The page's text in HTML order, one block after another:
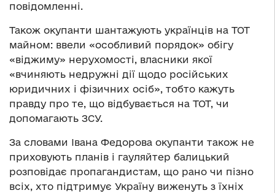
повідомленні.
Також окупанти шантажують українців на ТОТ
майном: ввели «особливий порядок» обігу
«віджиму» нерухомості, власники якої
«вчиняють недружні дії щодо російських
юридичних і фізичних осіб», тобто кажуть
правду про те, що відбувається на ТОТ, чи
допомагають ЗСУ.
За словами Івана Федорова окупанти також не
приховують планів і гауляйтер балицький
розповідає пропагандистам, що рано чи пізно
всіх, хто підтримує Україну виженуть з їхніх